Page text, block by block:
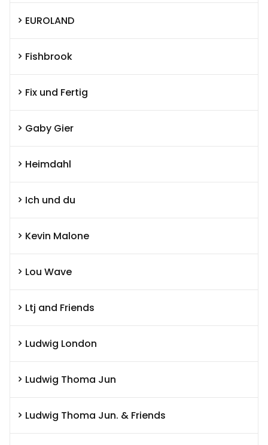
EUROLAND
Fishbrook
Fix und Fertig
Gaby Gier
Heimdahl
Ich und du
Kevin Malone
Lou Wave
Ltj and Friends
Ludwig London
Ludwig Thoma Jun
Ludwig Thoma Jun. & Friends